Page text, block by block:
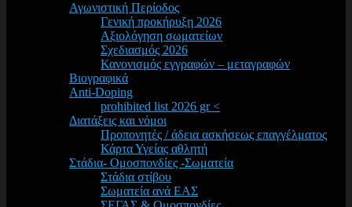
Αγωνιστική Περίοδος
Γενική προκήρυξη 2026
Αξιολόγηση σωματείων
Σχεδιασμός 2026
Κανονισμός εγγραφών – μεταγραφών
Βιογραφικά
Anti-Doping
prohibited list 2026 gr <
Διατάξεις και νόμοι
Προπονητές / άδεια ασκήσεως επαγγέλματος
Κάρτα Υγείας αθλητή
Στάδια- Ομοσπονδίες -Σωματεία
Στάδια στίβου
Σωματεία ανά ΕΑΣ